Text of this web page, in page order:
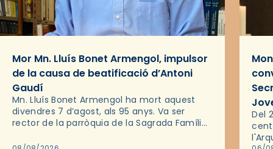
Mor Mn. Lluís Bonet Armengol, impulsor
de la causa de beatificació d’Antoni
Gaudí
Mn. Lluís Bonet Armengol ha mort aquest
divendres 7 d’agost, als 95 anys. Va ser
rector de la parròquia de la Sagrada Família
2018,…
Del